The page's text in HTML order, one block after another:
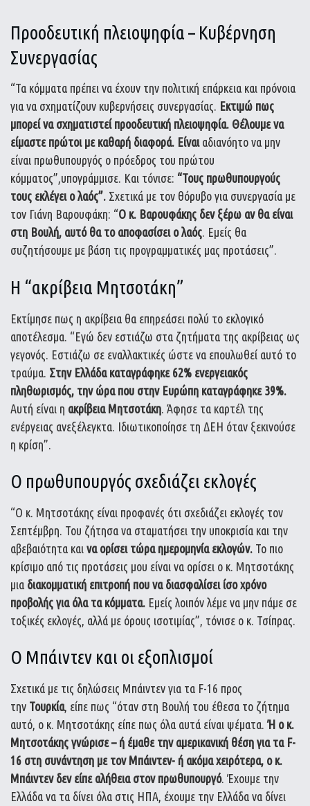
Προοδευτική πλειοψηφία – Κυβέρνηση
Συνεργασίας
“Τα κόμματα πρέπει να έχουν την πολιτική επάρκεια και πρόνοια
για να σχηματίζουν κυβερνήσεις συνεργασίας. Εκτιμώ πως
μπορεί να σχηματιστεί προοδευτική πλειοψηφία. Θέλουμε να
είμαστε πρώτοι με καθαρή διαφορά. Είναι αδιανόητο να μην
είναι πρωθυπουργός ο πρόεδρος του πρώτου
κόμματος”,υπογράμμισε. Και τόνισε: “Τους πρωθυπουργούς
τους εκλέγει ο λαός”. Σχετικά με τον θόρυβο για συνεργασία με
τον Γιάνη Βαρουφάκη: “Ο κ. Βαρουφάκης δεν ξέρω αν θα είναι
στη Βουλή, αυτό θα το αποφασίσει ο λαός. Εμείς θα
συζητήσουμε με βάση τις προγραμματικές μας προτάσεις”.
Η “ακρίβεια Μητσοτάκη”
Εκτίμησε πως η ακρίβεια θα επηρεάσει πολύ το εκλογικό
αποτέλεσμα. “Εγώ δεν εστιάζω στα ζητήματα της ακρίβειας ως
γεγονός. Εστιάζω σε εναλλακτικές ώστε να επουλωθεί αυτό το
τραύμα. Στην Ελλάδα καταγράφηκε 62% ενεργειακός
πληθωρισμός, την ώρα που στην Ευρώπη καταγράφηκε 39%.
Αυτή είναι η ακρίβεια Μητσοτάκη . Άφησε τα καρτέλ της
ενέργειας ανεξέλεγκτα. Ιδιωτικοποίησε τη ΔΕΗ όταν ξεκινούσε
η κρίση”.
Ο πρωθυπουργός σχεδιάζει εκλογές
“Ο κ. Μητσοτάκης είναι προφανές ότι σχεδιάζει εκλογές τον
Σεπτέμβρη. Του ζήτησα να σταματήσει την υποκρισία και την
αβεβαιότητα και να ορίσει τώρα ημερομηνία εκλογών. Το πιο
κρίσιμο από τις προτάσεις μου είναι να ορίσει ο κ. Μητσοτάκης
μια διακομματική επιτροπή που να διασφαλίσει ίσο χρόνο
προβολής για όλα τα κόμματα. Εμείς λοιπόν λέμε να μην πάμε σε
τοξικές εκλογές, αλλά με όρους ισοτιμίας”, τόνισε ο κ. Τσίπρας.
Ο Μπάιντεν και οι εξοπλισμοί
Σχετικά με τις δηλώσεις Μπάιντεν για τα F-16 προς
την Τουρκία, είπε πως “όταν στη Βουλή του έθεσα το ζήτημα
αυτό, ο κ. Μητσοτάκης είπε πως όλα αυτά είναι ψέματα. Ή ο κ.
Μητσοτάκης γνώρισε – ή έμαθε την αμερικανική θέση για τα F-
16 στη συνάντηση με τον Μπάιντεν- ή ακόμα χειρότερα, ο κ.
Μπάιντεν δεν είπε αλήθεια στον πρωθυπουργό. Έχουμε την
Ελλάδα να τα δίνει όλα στις ΗΠΑ, έχουμε την Ελλάδα να δίνει